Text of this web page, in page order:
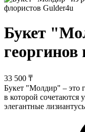
Букет
георгинов
33 500 ₸
Букет "Молдир" – это
в которой
элегантные